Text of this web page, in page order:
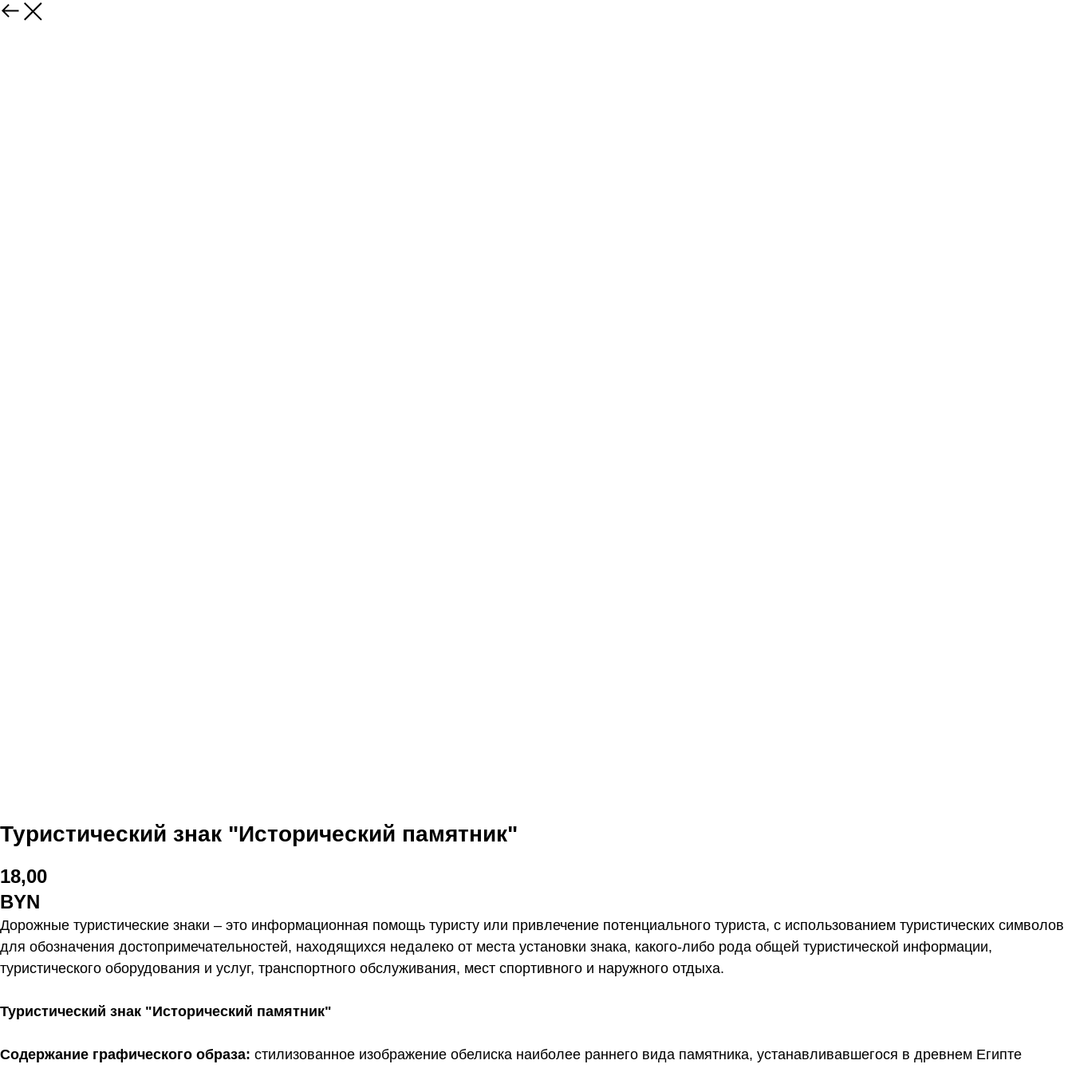
Туристический знак "Исторический памятник"
18,00
BYN
Дорожные туристические знаки – это информационная помощь туристу или привлечение потенциального туриста, с использованием туристических символов
для обозначения достопримечательностей, находящихся недалеко от места установки знака, какого-либо рода общей туристической информации,
туристического оборудования и услуг, транспортного обслуживания, мест спортивного и наружного отдыха.
Туристический знак "Исторический памятник"
Содержание графического образа: стилизованное изображение обелиска наиболее раннего вида памятника, устанавливавшегося в древнем Египте